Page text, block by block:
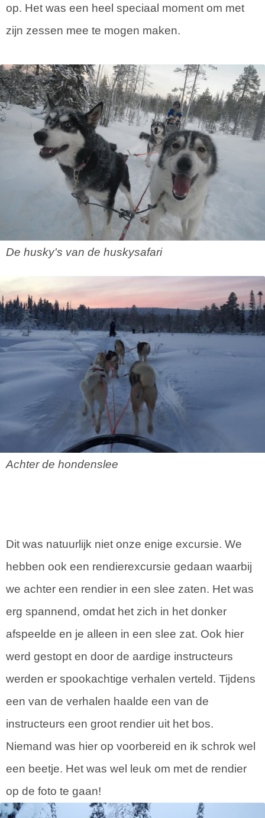
op. Het was een heel speciaal moment om met
zijn zessen mee te mogen maken.
De husky's van de huskysafari
Achter de hondenslee
Dit was natuurlijk niet onze enige excursie. We
hebben ook een rendierexcursie gedaan waarbij
we achter een rendier in een slee zaten. Het was
erg spannend, omdat het zich in het donker
afspeelde en je alleen in een slee zat. Ook hier
werd gestopt en door de aardige instructeurs
werden er spookachtige verhalen verteld. Tijdens
een van de verhalen haalde een van de
instructeurs een groot rendier uit het bos.
Niemand was hier op voorbereid en ik schrok wel
een beetje. Het was wel leuk om met de rendier
op de foto te gaan!